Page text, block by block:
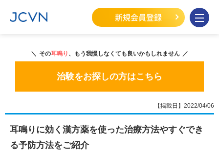
新規会員登録
その耳鳴り 、もう我慢しなくても良いかもしれません
治験をお探しの方はこちら
【掲載日】2022/04/06
耳鳴りに効く漢方薬を使った治療方法やすぐでき
る予防方法をご紹介